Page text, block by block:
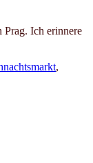
Prag. Ich erinnere
,